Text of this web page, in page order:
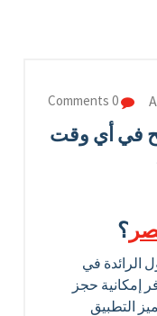
0 Comments
في أي وقت
؟
الرائدة في
إمكانية حجز
التطبيق